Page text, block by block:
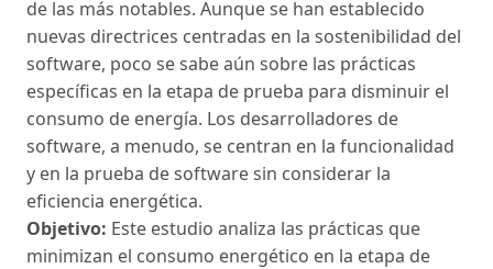
de las más notables. Aunque se han establecido
nuevas directrices centradas en la sostenibilidad del
software, poco se sabe aún sobre las prácticas
específicas en la etapa de prueba para disminuir el
consumo de energía. Los desarrolladores de
software, a menudo, se centran en la funcionalidad
y en la prueba de software sin considerar la
eficiencia energética.
Objetivo: Este estudio analiza las prácticas que
minimizan el consumo energético en la etapa de